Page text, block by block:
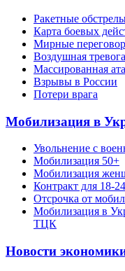
Ракетные
Карта боевых
Мирные
Воздушная
Массированная
Взрывы в России
Потери врага
Мобилизация в
Увольнение с
Мобилизация 50+
Мобилизация
Контракт для 18-
Отсрочка от
Мобилизация в
ТЦК
Новости